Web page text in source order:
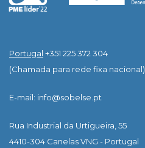
Portugal +351 225 372 304
(Chamada para rede fixa nacional)
E-mail: info@sobelse.pt
Rua Industrial da Urtigueira, 55
4410-304 Canelas VNG - Portugal